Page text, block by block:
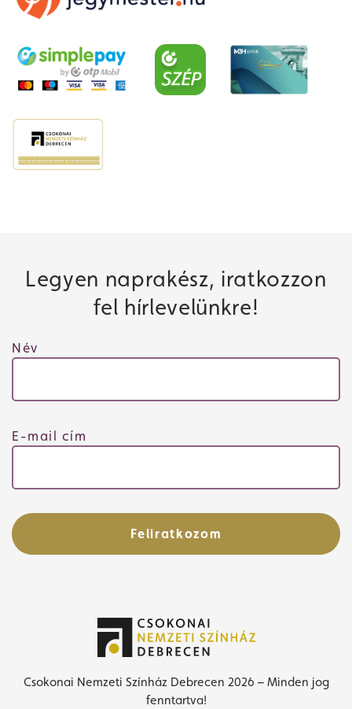
Legyen naprakész, iratkozzon
fel hírlevelünkre!
Név
E-mail cím
Feliratkozom
Csokonai Nemzeti Színház Debrecen 2026 – Minden jog
fenntartva!